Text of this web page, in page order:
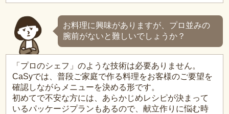
お料理に興味がありますが、プロ並みの
腕前がないと難しいでしょうか？
「プロのシェフ」のような技術は必要ありません。
CaSyでは、普段ご家庭で作る料理をお客様のご要望を
確認しながらメニューを決める形です。
初めてで不安な方には、あらかじめレシピが決まって
いるパッケージプランもあるので、献立作りに悩む時